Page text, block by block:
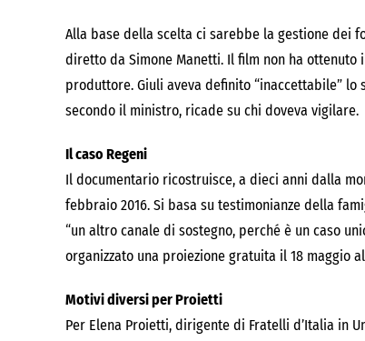
Alla base della scelta ci sarebbe la gestione dei
diretto da Simone Manetti. Il film non ha
produttore. Giuli aveva definito “inaccettabile”
secondo il ministro, ricade su chi doveva vigilare.
Il caso Regeni
Il documentario ricostruisce, a dieci anni dalla
febbraio 2016. Si basa su testimonianze della
“un altro canale di sostegno, perché è un caso
organizzato una proiezione gratuita il 18 maggio
Motivi diversi per Proietti
Per Elena Proietti, dirigente di Fratelli d’Italia in